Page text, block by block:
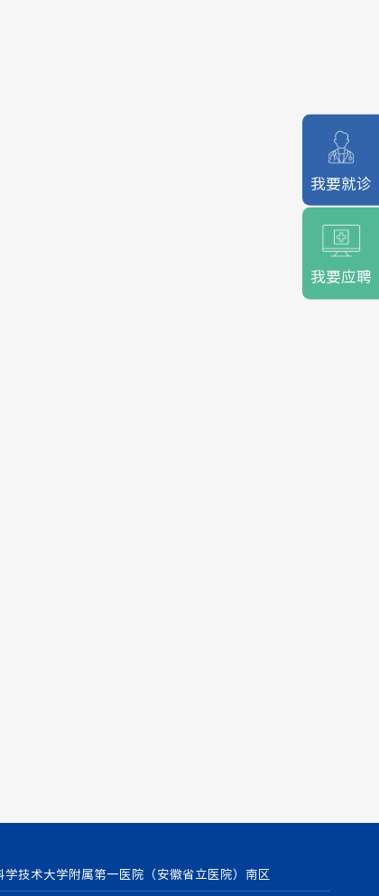
学技术大学附属第一医院（安徽省立医院）南区
我要就诊
我要应聘